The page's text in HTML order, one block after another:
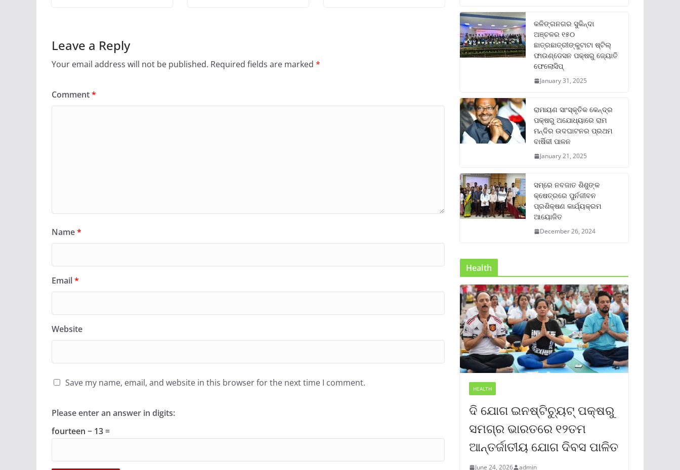
Leave a Reply
Your email address will not be published. Required fields are marked *
Comment*
Name*
Email*
Website
Save my name, email, and website in this browser for the next time I comment.
Please enter an answer in digits:
fourteen − 13 =
କଳିଙ୍ଗନଗର ସୁକିନ୍ଦା
ଅଞ୍ଚଳର ୧୫୦
ଛାତ୍ରଛାତ୍ରୀଙ୍କୁଟାଟା ଷ୍ଟିଲ୍
ଫାଉଣ୍ଡେସନ ପକ୍ଷରୁ ଜ୍ୟୋତି
ଫେଲୋସିପ୍‌
January 31, 2025
ରାମାୟଣ ସାଂସ୍କୃତିକ କେନ୍ଦ୍ର
ପକ୍ଷରୁ ଅଯୋଧ୍ୟାରେ ରାମ
ମନ୍ଦିର ଉଦଘାଟନର ପ୍ରଥମ
ବାର୍ଷିକୀ ପାଳନ
January 21, 2025
ସମ୍‌ରେ ନବଜାତ ଶିଶୁଙ୍କ
କ୍ଷେତ୍ରରେ ପୁର୍ନଜୀବନ
ପ୍ରଶିକ୍ଷଣ କାର୍ଯ୍ୟକ୍ରମ
ଆୟୋଜିତ
December 26, 2024
Health
HEALTH
ଦି ଯୋଗ ଇନଷ୍ଟିଚ୍ୟୁଟ୍ ପକ୍ଷରୁ
ସମଗ୍ର ଭାରତରେ ୧୨ତମ
ଆନ୍ତର୍ଜାତୀୟ ଯୋଗ ଦିବସ ପାଳିତ
June 24, 2026 admin